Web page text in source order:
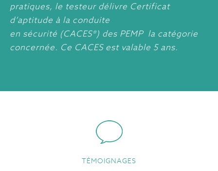
TÉMOIGNAGES
pratiques, le testeur délivre Certificat
d’aptitude à la conduite
en sécurité (CACES®) des PEMP la catégorie
concernée. Ce CACES est valable 5 ans.